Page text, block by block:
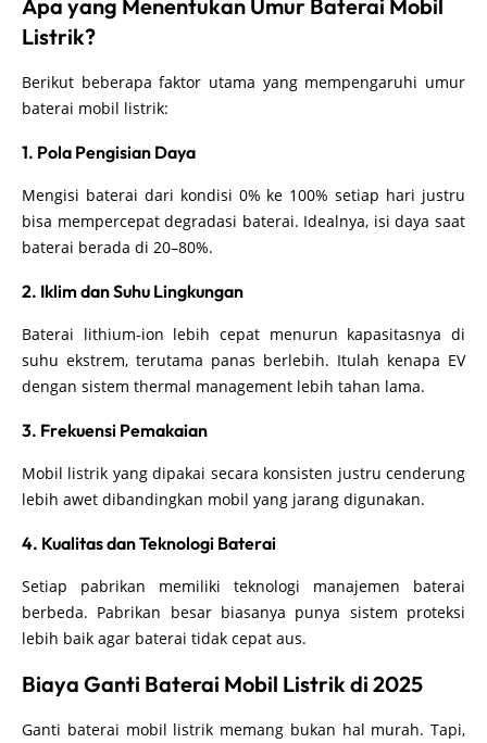
Apa yang Menentukan Umur Baterai Mobil
Listrik?
Berikut beberapa faktor utama yang mempengaruhi umur
baterai mobil listrik:
1. Pola Pengisian Daya
Mengisi baterai dari kondisi 0% ke 100% setiap hari justru
bisa mempercepat degradasi baterai. Idealnya, isi daya saat
baterai berada di 20–80%.
2. Iklim dan Suhu Lingkungan
Baterai lithium-ion lebih cepat menurun kapasitasnya di
suhu ekstrem, terutama panas berlebih. Itulah kenapa EV
dengan sistem thermal management lebih tahan lama.
3. Frekuensi Pemakaian
Mobil listrik yang dipakai secara konsisten justru cenderung
lebih awet dibandingkan mobil yang jarang digunakan.
4. Kualitas dan Teknologi Baterai
Setiap pabrikan memiliki teknologi manajemen baterai
berbeda. Pabrikan besar biasanya punya sistem proteksi
lebih baik agar baterai tidak cepat aus.
Biaya Ganti Baterai Mobil Listrik di 2025
Ganti baterai mobil listrik memang bukan hal murah. Tapi,